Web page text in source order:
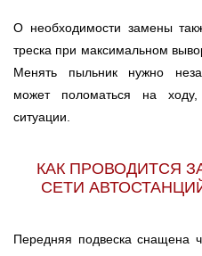
О необходимости замены
треска при максимальном
Менять пыльник нужно
может поломаться на
ситуации.
КАК ПРОВОДИТСЯ
СЕТИ
Передняя подвеска